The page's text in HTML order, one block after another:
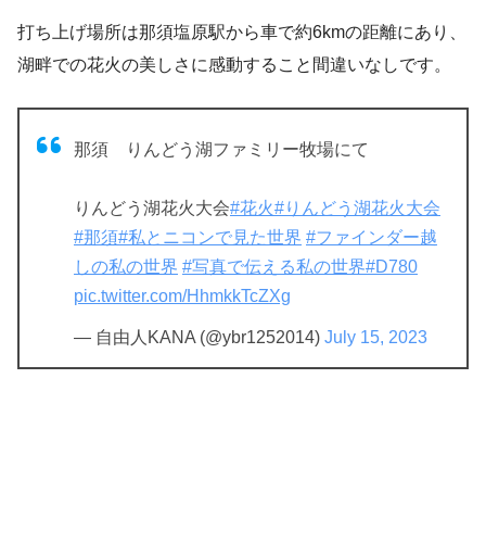
打ち上げ場所は那須塩原駅から車で約6kmの距離にあり、
湖畔での花火の美しさに感動すること間違いなしです。
那須 りんどう湖ファミリー牧場にて
りんどう湖花火大会#花火#りんどう湖花火大会
#那須#私とニコンで見た世界 #ファインダー越
しの私の世界 #写真で伝える私の世界#D780
pic.twitter.com/HhmkkTcZXg
— 自由人KANA (@ybr1252014) July 15, 2023